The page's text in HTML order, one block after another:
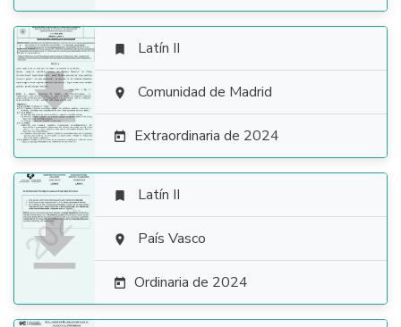

 Latín II
 Comunidad de Madrid
 Extraordinaria de 2024

 Latín II
 País Vasco
 Ordinaria de 2024